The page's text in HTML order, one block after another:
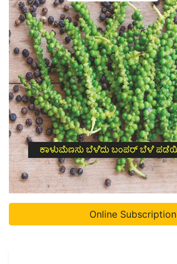
Online Subscription